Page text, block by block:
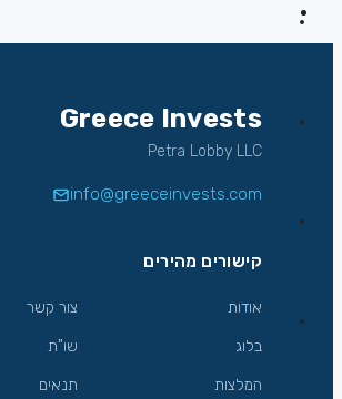
Greece Invests
Petra Lobby LLC
info@greeceinvests.com
קישורים מהירים
אודות
בלוג
המלצות
צור קשר
שו"ת
תנאים